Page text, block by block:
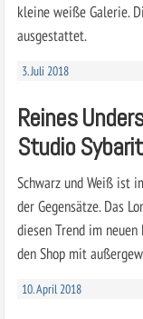
kleine weiße Galerie.
ausgestattet.
3. Juli 2018
Reines
Studio
Schwarz und Weiß ist
der Gegensätze. Das
diesen Trend im neuen
den Shop mit
10. April 2018